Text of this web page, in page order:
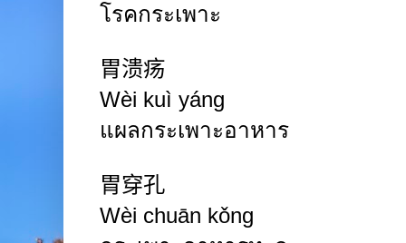
โรคกระเพาะ
胃溃疡
Wèi kuì yáng
แผลกระเพาะอาหาร
胃穿孔
Wèi chuān kǒng